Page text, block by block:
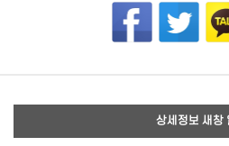
상세정보 새창